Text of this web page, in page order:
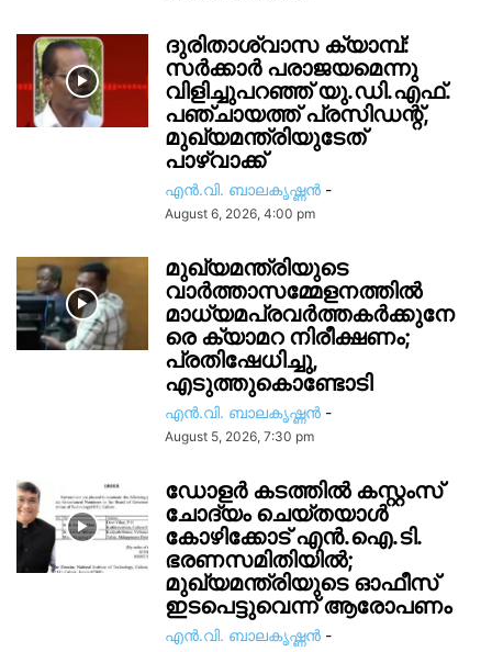
ദുരിതാശ്വാസ ക്യാമ്പ്:
സർക്കാർ പരാജയമെന്നു
വിളിച്ചുപറഞ്ഞ് യു.ഡി.എഫ്.
പഞ്ചായത്ത് പ്രസിഡന്റ്,
മുഖ്യമന്ത്രിയുടേത്
പാഴ്വാക്ക്
എൻ.വി. ബാലകൃഷ്ണൻ -
August 6, 2026, 4:00 pm
മുഖ്യമന്ത്രിയുടെ
വാർത്താസമ്മേളനത്തിൽ
മാധ്യമപ്രവർത്തകർക്കുനേ
രെ ക്യാമറ നിരീക്ഷണം;
പ്രതിഷേധിച്ചു,
എടുത്തുകൊണ്ടോടി
എൻ.വി. ബാലകൃഷ്ണൻ -
August 5, 2026, 7:30 pm
ഡോളർ കടത്തിൽ കസ്റ്റംസ്
ചോദ്യം ചെയ്തയാൾ
കോഴിക്കോട് എൻ.ഐ.ടി.
ഭരണസമിതിയിൽ;
മുഖ്യമന്ത്രിയുടെ ഓഫീസ്
ഇടപെട്ടുവെന്ന് ആരോപണം
എൻ.വി. ബാലകൃഷ്ണൻ -